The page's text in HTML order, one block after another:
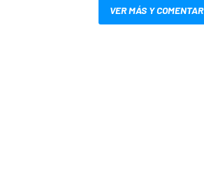
VER MÁS Y COMENTAR